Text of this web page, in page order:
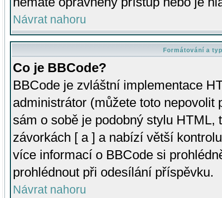
Návrat nahoru
Formátování a
Co je BBCode?
BBCode je zvláštní implementace
administrátor (můžete toto
sám o sobě je podobný stylu HTML,
závorkách [ a ] a nabízí větší
více informací o BBCode si
prohlédnout při odesílání příspěvku.
Návrat nahoru